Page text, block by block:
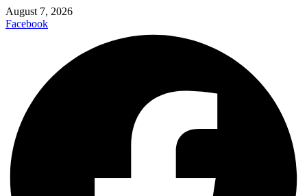
August 7, 2026
Facebook